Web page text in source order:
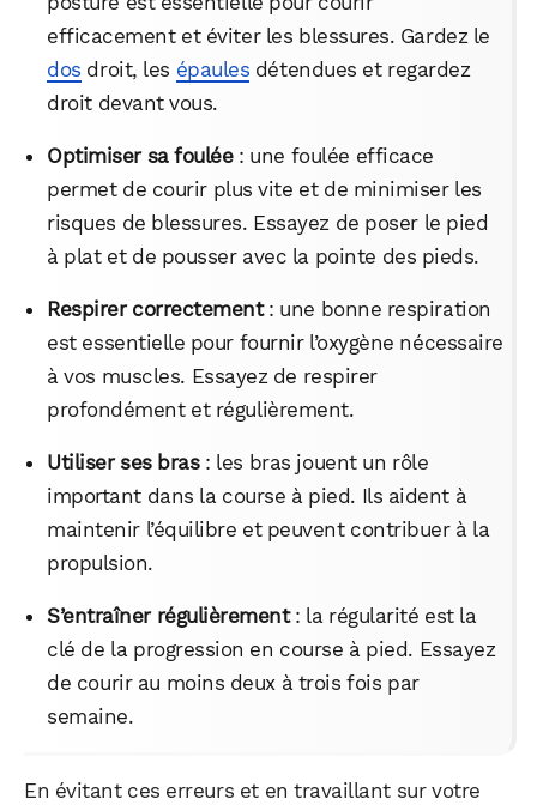
efficacement et éviter les blessures. Gardez le
dos droit, les épaules détendues et regardez
droit devant vous.
Optimiser sa foulée: une foulée efficace
permet de courir plus vite et de minimiser les
risques de blessures. Essayez de poser le pied
à plat et de pousser avec la pointe des pieds.
Respirer correctement: une bonne respiration
est essentielle pour fournir l’oxygène nécessaire
à vos muscles. Essayez de respirer
profondément et régulièrement.
Utiliser ses bras: les bras jouent un rôle
important dans la course à pied. Ils aident à
maintenir l’équilibre et peuvent contribuer à la
propulsion.
S’entraîner régulièrement: la régularité est la
clé de la progression en course à pied. Essayez
de courir au moins deux à trois fois par
semaine.
En évitant ces erreurs et en travaillant sur votre